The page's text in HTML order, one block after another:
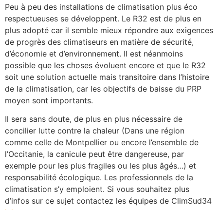
Peu à peu des installations de climatisation plus éco
respectueuses se développent. Le R32 est de plus en
plus adopté car il semble mieux répondre aux exigences
de progrès des climatiseurs en matière de sécurité,
d’économie et d’environnement. Il est néanmoins
possible que les choses évoluent encore et que le R32
soit une solution actuelle mais transitoire dans l’histoire
de la climatisation, car les objectifs de baisse du PRP
moyen sont importants.
Il sera sans doute, de plus en plus nécessaire de
concilier lutte contre la chaleur (Dans une région
comme celle de Montpellier ou encore l’ensemble de
l’Occitanie, la canicule peut être dangereuse, par
exemple pour les plus fragiles ou les plus âgés…) et
responsabilité écologique. Les professionnels de la
climatisation s’y emploient. Si vous souhaitez plus
d’infos sur ce sujet contactez les équipes de ClimSud34